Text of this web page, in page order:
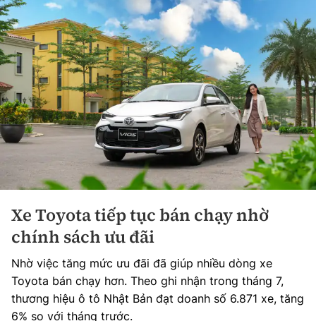
Xe Toyota tiếp tục bán chạy nhờ
chính sách ưu đãi
Nhờ việc tăng mức ưu đãi đã giúp nhiều dòng xe
Toyota bán chạy hơn. Theo ghi nhận trong tháng 7,
thương hiệu ô tô Nhật Bản đạt doanh số 6.871 xe, tăng
6% so với tháng trước.